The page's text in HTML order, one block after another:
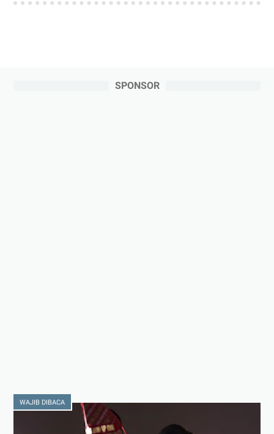
SPONSOR
WAJIB DIBACA